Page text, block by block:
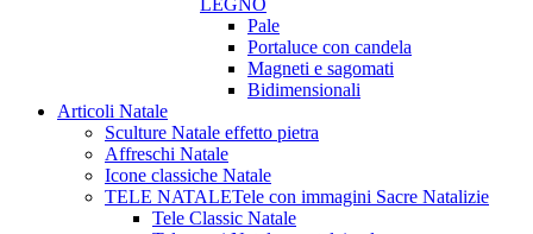
LEGNO
Pale
Portaluce con candela
Magneti e sagomati
Bidimensionali
Articoli Natale
Sculture Natale effetto pietra
Affreschi Natale
Icone classiche Natale
TELE NATALETele con immagini Sacre Natalizie
Tele Classic Natale